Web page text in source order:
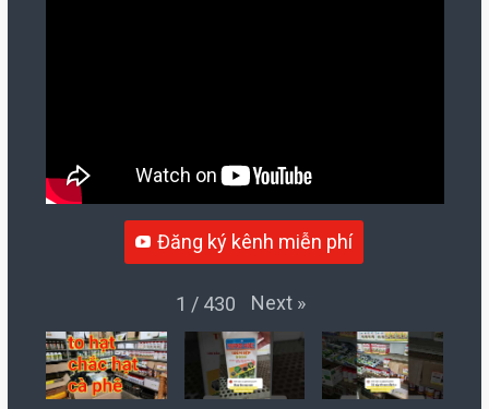
Đăng ký kênh miễn phí
1 / 430 Next »